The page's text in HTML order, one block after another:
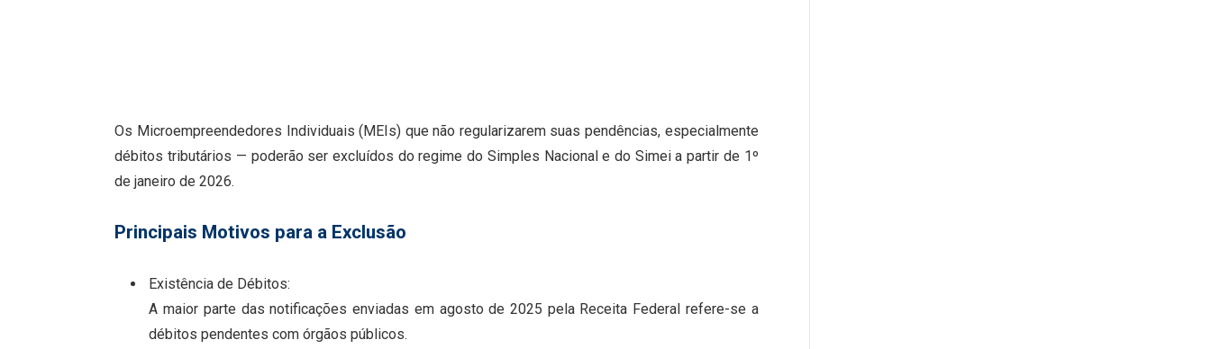
Os Microempreendedores Individuais (MEIs) que não regularizarem suas pendências, especialmente
débitos tributários — poderão ser excluídos do regime do Simples Nacional e do Simei a partir de 1º
de janeiro de 2026.
Principais Motivos para a Exclusão
Existência de Débitos:
A maior parte das notificações enviadas em agosto de 2025 pela Receita Federal refere-se a
débitos pendentes com órgãos públicos.